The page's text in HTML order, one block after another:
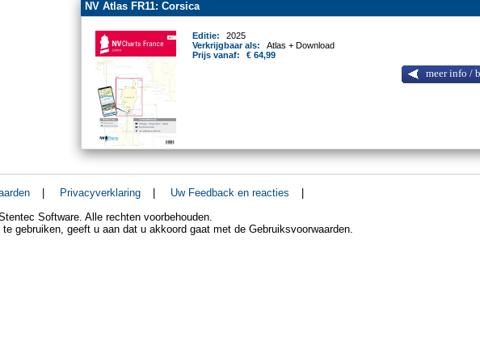
NV Atlas FR11: Corsica
Editie:
2025
Verkrijgbaar als:
Atlas + Download
Prijs vanaf:
€ 64,99
meer info /
Privacyverklaring Uw Feedback en reacties
Software. Alle rechten voorbehouden.
te gebruiken, geeft u aan dat u akkoord gaat met de Gebruiksvoorwaarden.